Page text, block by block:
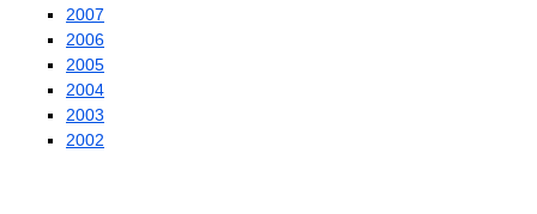
2007
2006
2005
2004
2003
2002